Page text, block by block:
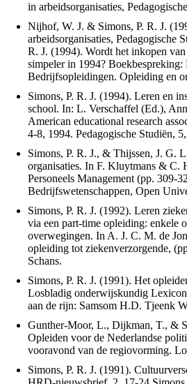
in arbeidsorganisaties,
Nijhof, W. J. & Simons, P. R. J.
arbeidsorganisaties, Pedagogische
R. J. (1994). Wordt het inkopen
simpeler in 1994? Boekbespreking:
Bedrijfsopleidingen. Opleiding en
Simons, P. R. J. (1994). Leren en
school. In: L. Verschaffel (Ed.),
American educational research
4-8, 1994. Pedagogische Studiën,
Simons, P. R. J., & Thijssen, J. G.
organisaties. In F. Kluytmans & C.
Personeels Management (pp. 309-
Bedrijfswetenschappen, Open
Simons, P. R. J. (1992). Leren
via een part-time opleiding: enkele
overwegingen. In A. J. C. M. de
opleiding tot ziekenverzorgende,
Schans.
Simons, P. R. J. (1991). Het
Losbladig onderwijskundig
aan de rijn: Samsom H.D. Tjeenk
Gunther-Moor, L., Dijkman, T., &
Opleiden voor de Nederlandse
vooravond van de regiovorming.
Simons, P. R. J. (1991).